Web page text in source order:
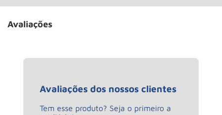
Avaliações
Avaliações dos nossos clientes
Tem esse produto? Seja o primeiro a